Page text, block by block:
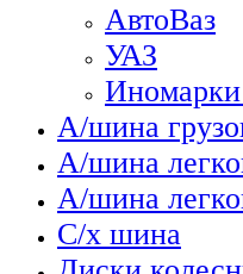
АвтоВаз
УАЗ
Иномарки
А/шина
А/шина
А/шина
С/х шина